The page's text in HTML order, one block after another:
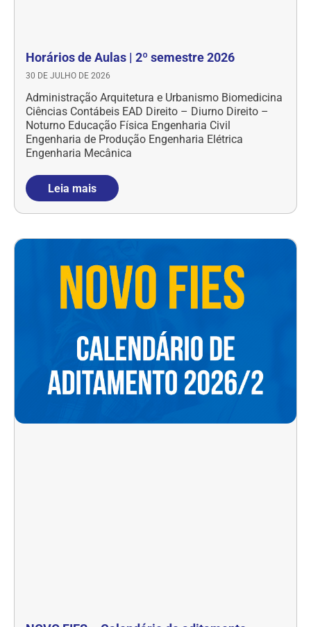
Horários de Aulas | 2º semestre 2026
30 DE JULHO DE 2026
Administração Arquitetura e Urbanismo Biomedicina
Ciências Contábeis EAD Direito – Diurno Direito –
Noturno Educação Física Engenharia Civil
Engenharia de Produção Engenharia Elétrica
Engenharia Mecânica
Leia mais